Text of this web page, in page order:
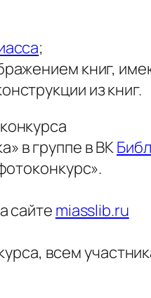
;
книг,
из книг.
в группе в ВК
сайте miasslib.ru
всем